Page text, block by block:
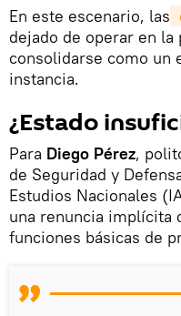
En este escenario, las
dejado de operar en
consolidarse como un
instancia.
¿Estado
Para Diego Pérez,
de Seguridad y
Estudios Nacionales
una renuncia implícita
funciones básicas de